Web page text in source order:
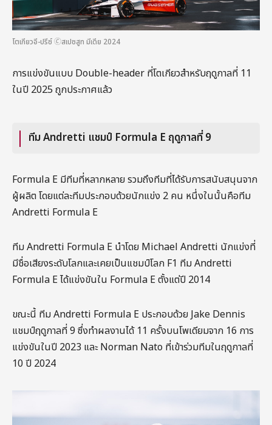
โตเกียวอี-ปรีซ์ 🄫สเปซสูท มีเดีย 2024
การแข่งขันแบบ Double-header ที่โตเกียวสำหรับฤดูกาลที่ 11
ในปี 2025 ถูกประกาศแล้ว
ทีม Andretti แชมป์ Formula E ฤดูกาลที่ 9
Formula E มีทีมที่หลากหลาย รวมถึงทีมที่ได้รับการสนับสนุนจาก
ผู้ผลิต โดยแต่ละทีมประกอบด้วยนักแข่ง 2 คน หนึ่งในนั้นคือทีม
Andretti Formula E
ทีม Andretti Formula E นำโดย Michael Andretti นักแข่งที่
มีชื่อเสียงระดับโลกและเคยเป็นแชมป์โลก F1 ทีม Andretti
Formula E ได้แข่งขันใน Formula E ตั้งแต่ปี 2014
ขณะนี้ ทีม Andretti Formula E ประกอบด้วย Jake Dennis
แชมป์ฤดูกาลที่ 9 ซึ่งทำผลงานได้ 11 ครั้งบนโพเดียมจาก 16 การ
แข่งขันในปี 2023 และ Norman Nato ที่เข้าร่วมทีมในฤดูกาลที่
10 ปี 2024